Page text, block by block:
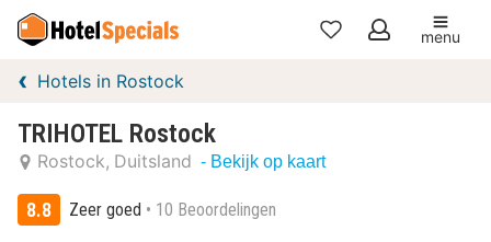
Mijn
menu
Hotels in Rostock
TRIHOTEL Rostock
Rostock Duitsland - Bekijk op kaart
8.8 Zeer goed 10 Beoordelingen